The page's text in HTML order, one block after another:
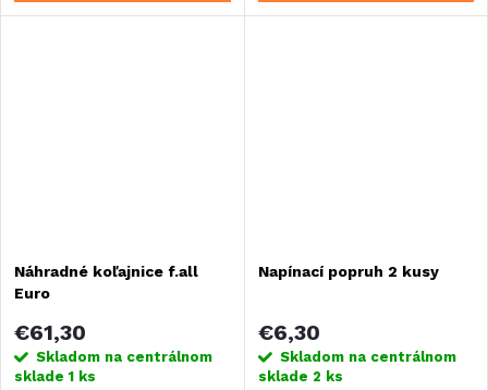
Náhradné koľajnice f.all
Euro
€61,30
Skladom na centrálnom
sklade1 ks
Napínací popruh 2 kusy
€6,30
Skladom na centrálnom
sklade 2 ks